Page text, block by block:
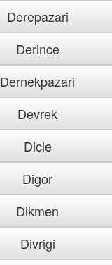
Derepazari
Derince
Dernekpazari
Devrek
Dicle
Digor
Dikmen
Divrigi